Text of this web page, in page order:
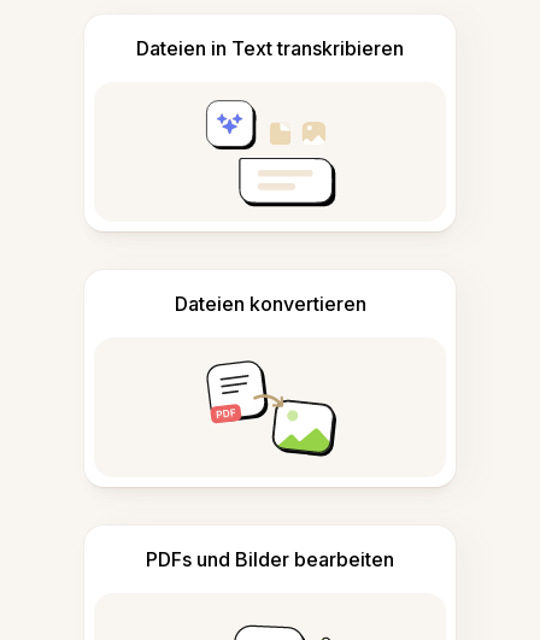
Dateien in Text transkribieren
Dateien konvertieren
PDFs und Bilder bearbeiten